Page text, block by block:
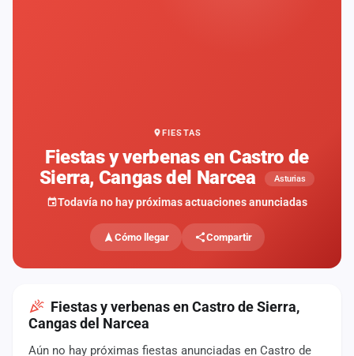
FIESTAS
Fiestas y verbenas en Castro de
Sierra, Cangas del Narcea
Asturias
Todavía no hay próximas actuaciones anunciadas
Cómo llegar Compartir
Fiestas y verbenas en Castro de Sierra,
Cangas del Narcea
Aún no hay próximas fiestas anunciadas en Castro de
fiestas
Componentes
Agencias
Rankings